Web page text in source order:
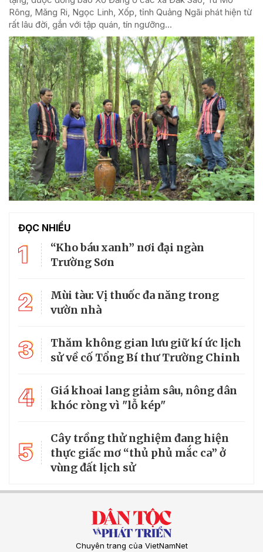
Rông, Măng Ri, Ngọc Linh, Xốp, tỉnh Quảng Ngãi phát hiện từ
rất lâu đời, gắn với tập quán, tín ngưỡng...
ĐỌC NHIỀU
1
“Kho báu xanh” nơi đại ngàn
Trường Sơn
2
Mùi tàu: Vị thuốc đa năng trong
vườn nhà
3
Thăm không gian lưu giữ kí ức lịch
sử về cố Tổng Bí thư Trường Chinh
4
Giá khoai lang giảm sâu, nông dân
khóc ròng vì "lỗ kép"
5
Cây trồng thử nghiệm đang hiện
thực giấc mơ “thủ phủ mắc ca” ở
vùng đất lịch sử
Chuyên trang của VietNamNet